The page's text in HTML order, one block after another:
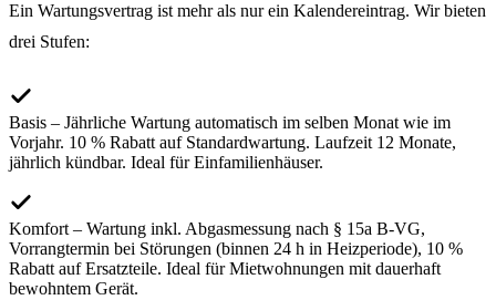
Ein Wartungsvertrag ist mehr als nur ein Kalendereintrag. Wir bieten
drei Stufen:
Basis – Jährliche Wartung automatisch im selben Monat wie im
Vorjahr. 10 % Rabatt auf Standardwartung. Laufzeit 12 Monate,
jährlich kündbar. Ideal für Einfamilienhäuser.
Komfort – Wartung inkl. Abgasmessung nach § 15a B-VG,
Vorrangtermin bei Störungen (binnen 24 h in Heizperiode), 10 %
Rabatt auf Ersatzteile. Ideal für Mietwohnungen mit dauerhaft
bewohntem Gerät.